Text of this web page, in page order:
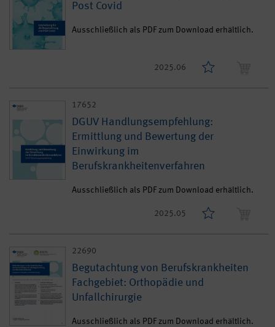
Post Covid
Ausschließlich als PDF zum Download erhältlich.
2025.06
17652
DGUV Handlungsempfehlung:
Ermittlung und Bewertung der
Einwirkung im
Berufskrankheitenverfahren
Ausschließlich als PDF zum Download erhältlich.
2025.05
22690
Begutachtung von Berufskrankheiten
Fachgebiet: Orthopädie und
Unfallchirurgie
Ausschließlich als PDF zum Download erhältlich.